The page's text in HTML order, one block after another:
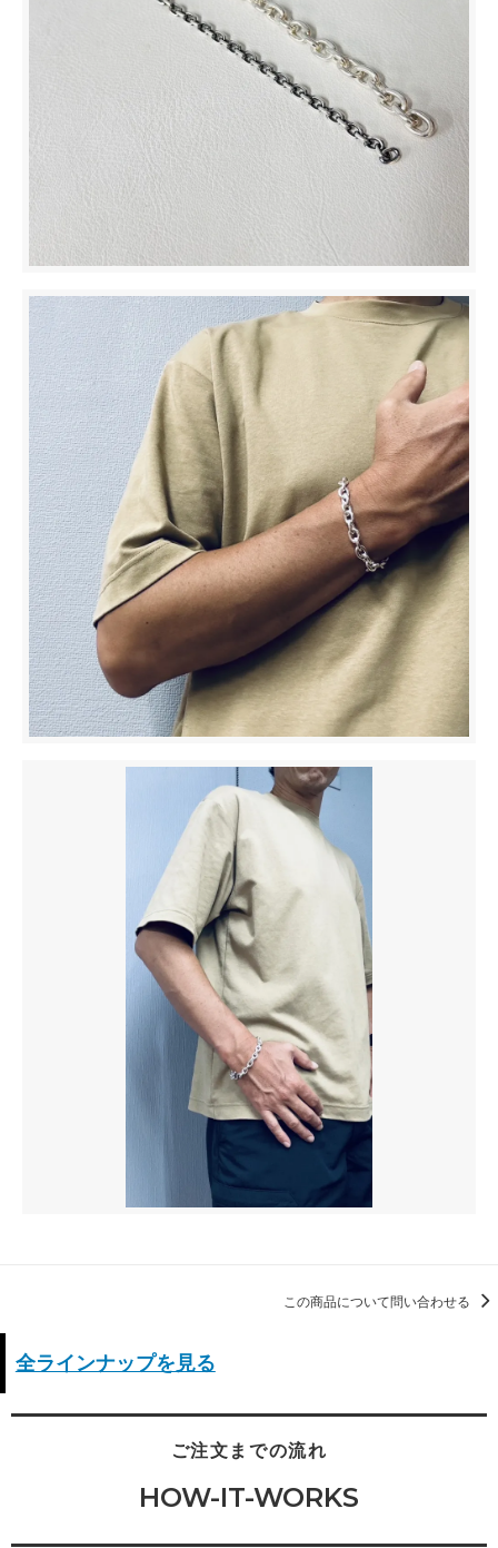
この商品について問い合わせる
全ラインナップを見る
ご注文までの流れ
HOW-IT-WORKS